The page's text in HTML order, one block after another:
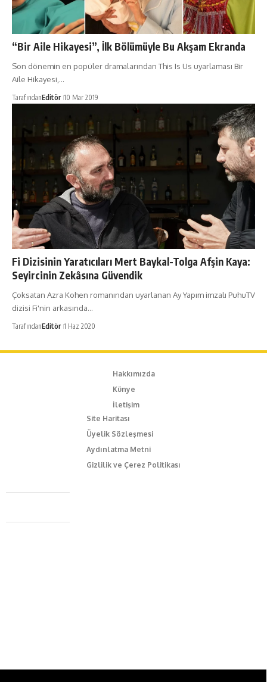
“Bir Aile Hikayesi”, İlk Bölümüyle Bu Akşam Ekranda
Son dönemin en popüler dramalarından This Is Us uyarlaması Bir
Aile Hikayesi,…
TarafındanEditör 10 Mar 2019
Fi Dizisinin Yaratıcıları Mert Baykal-Tolga Afşin Kaya:
Seyircinin Zekâsına Güvendik
Çoksatan Azra Kohen romanından uyarlanan Ay Yapım imzalı PuhuTV
dizisi Fi'nin arkasında…
TarafındanEditör 1 Haz 2020
Hakkımızda
Künye
İletişim
Site Haritası
Üyelik Sözleşmesi
Aydınlatma Metni
Gizlilik ve Çerez Politikası
Caferağa Mah. Dr. Şakir Paşa Sok. No3/A Kadıköy İstanbul
+90 543 345 46 00